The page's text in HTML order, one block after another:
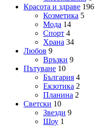
Красота и здраве 196
Козметика 5
Мода 14
Спорт 4
Храна 34
Любов 9
Връзки 9
Пътуване 10
България 4
Екзотика 2
Планина 2
Светски 10
Звезди 9
Шоу 1